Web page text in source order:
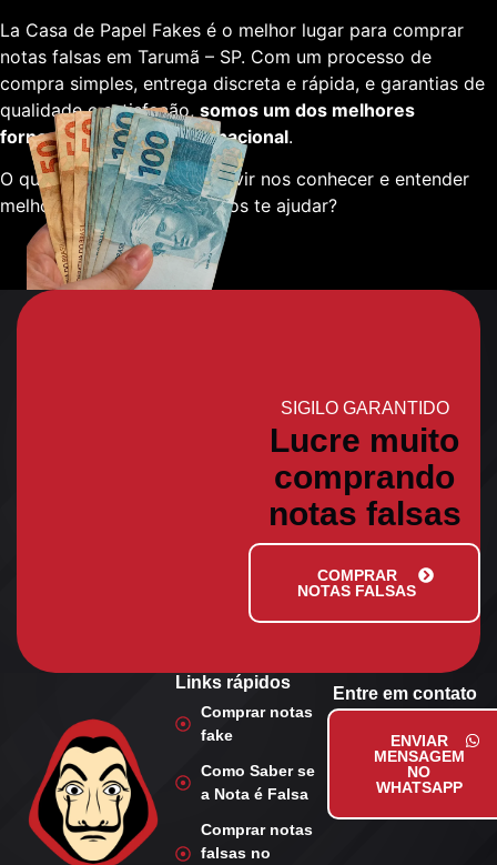
La Casa de Papel Fakes é o melhor lugar para comprar
notas falsas em Tarumã – SP. Com um processo de
compra simples, entrega discreta e rápida, e garantias de
qualidade e satisfação, somos um dos melhores
fornecedores em escala nacional.
O que está esperando para vir nos conhecer e entender
melhor sobre como podemos te ajudar?
SIGILO GARANTIDO
Lucre muito
comprando
notas falsas
COMPRAR
NOTAS FALSAS
Links rápidos
Comprar notas
fake
Como Saber se
a Nota é Falsa
Comprar notas
falsas no
Entre em contato
ENVIAR
MENSAGEM
NO
WHATSAPP